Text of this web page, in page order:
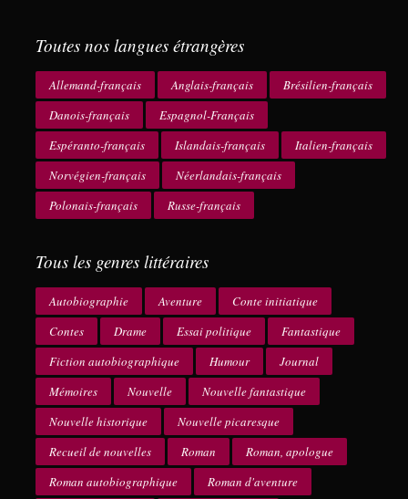
Toutes nos langues étrangères
Allemand-français Anglais-français
Brésilien-français
Danois-français
Espagnol-Français
Espéranto-français
Islandais-français
Italien-français
Norvégien-français
Néerlandais-français
Polonais-français
Russe-français
Tous les genres littéraires
Autobiographie Aventure
Conte initiatique
Contes
Drame Essai politique
Fantastique
Fiction autobiographique
Humour
Journal
Mémoires
Nouvelle
Nouvelle fantastique
Nouvelle historique
Nouvelle picaresque
Recueil de nouvelles
Roman
Roman, apologue
Roman autobiographique
Roman d'aventure